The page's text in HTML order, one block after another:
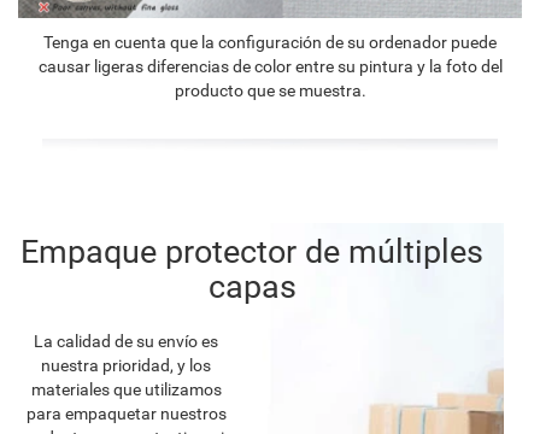
Tenga en cuenta que la configuración de su ordenador puede
causar ligeras diferencias de color entre su pintura y la foto del
producto que se muestra.
Empaque protector de múltiples
capas
La calidad de su envío es
nuestra prioridad, y los
materiales que utilizamos
para empaquetar nuestros